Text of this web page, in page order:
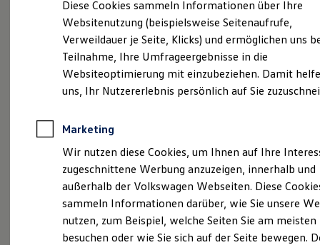
Kfz-Versicherung
Restschuldversicherungen
Garantien
Wartungsverträge
Geschäftskunden
Professional Class bei Volkswagen
Großkunden
Behörden
Anpfiff zum Gewinn
Elektroautos
ID. Tutorials
Elektrofahrzeugkonzepte
Reichweite
Reichweite der ID. Modelle
Reichweite im Winter
Impressum & Rechtliches
Probefahrt vereinbaren
Diese Cookies sammeln Informationen über Ihre
Websitenutzung (beispielsweise Seitenaufrufe,
Verweildauer je Seite, Klicks) und ermöglichen uns
Teilnahme, Ihre Umfrageergebnisse in die
Websiteoptimierung mit einzubeziehen. Damit
uns, Ihr Nutzererlebnis persönlich auf Sie
Marketing
Wir nutzen diese Cookies, um Ihnen auf Ihre
zugeschnittene Werbung anzuzeigen, innerhalb und
außerhalb der Volkswagen Webseiten. Diese
sammeln Informationen darüber, wie Sie unsere
nutzen, zum Beispiel, welche Seiten Sie am meisten
besuchen oder wie Sie sich auf der Seite bewegen.